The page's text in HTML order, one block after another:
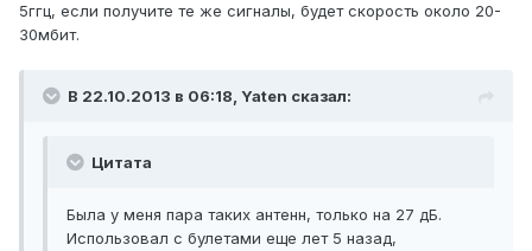
5ггц, если получите те же сигналы, будет скорость около 20-
30мбит.
В 22.10.2013 в 06:18, Yaten сказал:
Цитата
Была у меня пара таких антенн, только на 27 дБ.
Использовал с булетами еще лет 5 назад,